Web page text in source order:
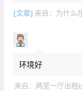
[文章] 来自： 为什么
环境好
来自： 两室一厅出租